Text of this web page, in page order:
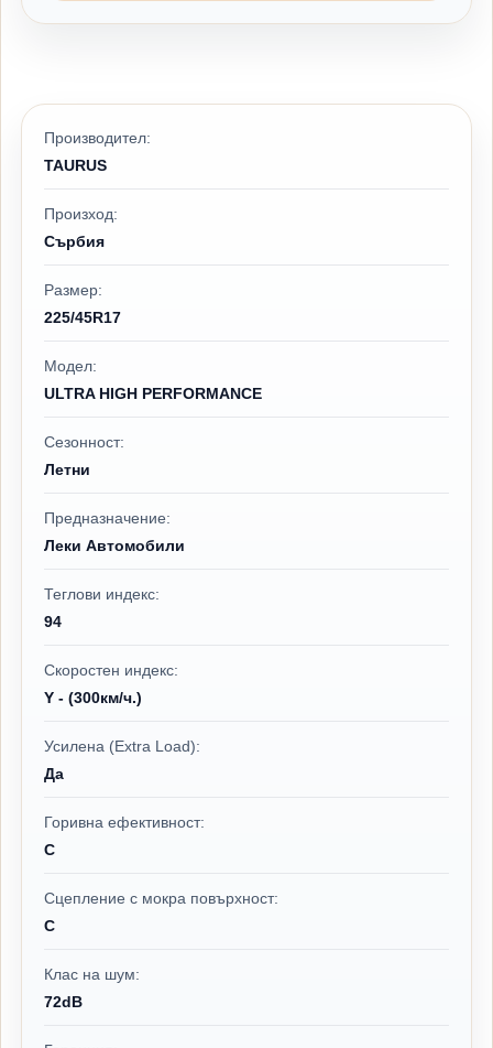
Производител:
TAURUS
Произход:
Сърбия
Размер:
225/45R17
Модел:
ULTRA HIGH PERFORMANCE
Сезонност:
Летни
Предназначение:
Леки Автомобили
Теглови индекс:
94
Скоростен индекс:
Y - (300км/ч.)
Усилена (Extra Load):
Да
Горивна ефективност:
C
Сцепление с мокра повърхност:
C
Клас на шум:
72dB